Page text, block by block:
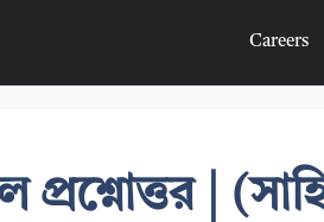
Careers
প্রশ্নোত্তর |